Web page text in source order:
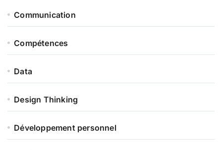
Communication
Compétences
Data
Design Thinking
Développement personnel